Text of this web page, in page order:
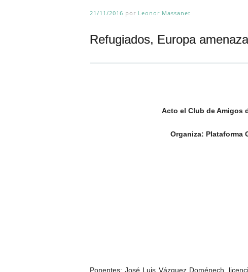
21/11/2016 por Leonor Massanet
Refugiados, Europa amenaza
Acto el Club de Amigos de la
Organiza: Plataforma Global
Ponentes: José Luis Vázquez Doménech,